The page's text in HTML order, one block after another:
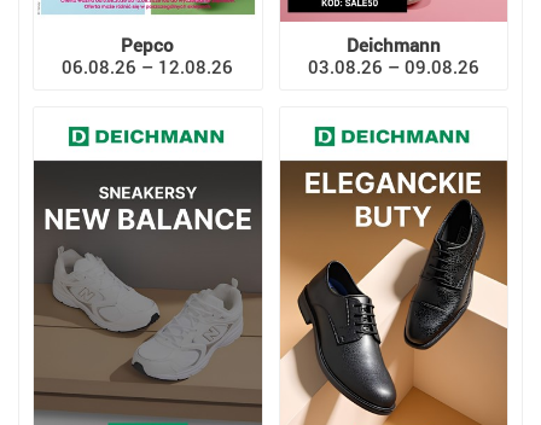
Pepco
06.08.26 – 12.08.26
Deichmann
03.08.26 – 09.08.26